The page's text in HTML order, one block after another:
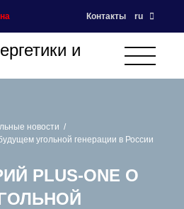
Контакты ru
новости
угольной генерации в России
PLUS-ONE О